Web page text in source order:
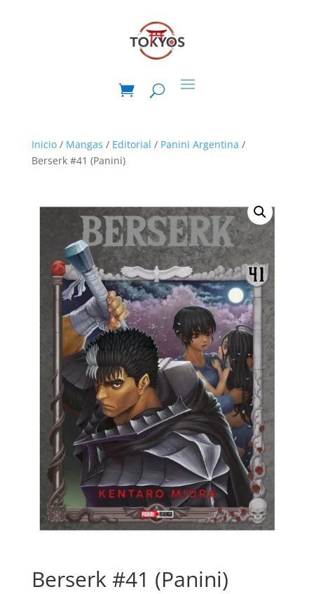
Inicio/ Mangas / Editorial / Panini Argentina /
Berserk #41 (Panini)
Berserk #41 (Panini)